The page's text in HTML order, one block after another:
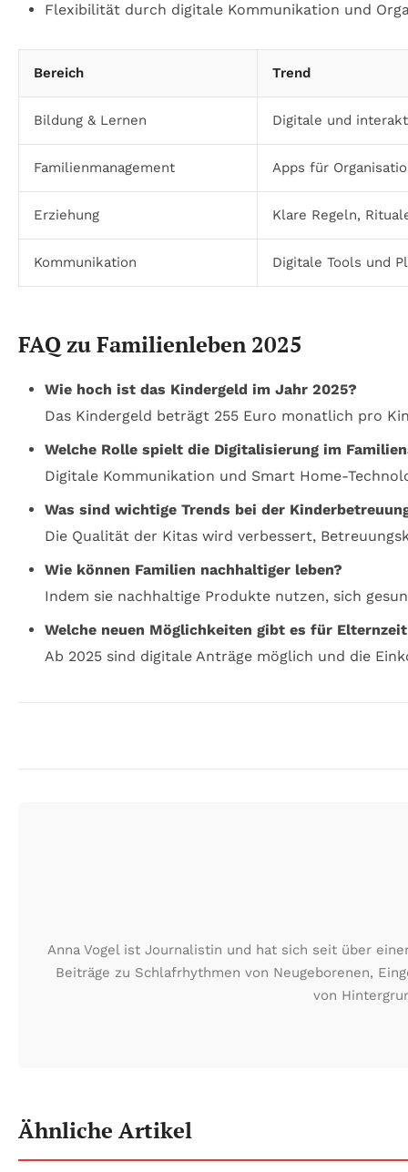
Flexibilität durch digitale Kommunikation und
Bereich Trend
Bildung & Lernen Digitale und
Familienmanagement Apps für
Erziehung Klare Regeln,
Kommunikation Digitale Tools und
FAQ zu Familienleben 2025
Wie hoch ist das Kindergeld im Jahr 2025?
Das Kindergeld beträgt 255 Euro monatlich pro
Welche Rolle spielt die Digitalisierung im
Digitale Kommunikation und Smart Home-
Was sind wichtige Trends bei der
Die Qualität der Kitas wird verbessert,
Wie können Familien nachhaltiger leben?
Indem sie nachhaltige Produkte nutzen, sich
Welche neuen Möglichkeiten gibt es für
Ab 2025 sind digitale Anträge möglich und die
Anna Vogel ist Journalistin und hat sich seit über
Beiträge zu Schlafrhythmen von Neugeborenen,
von
Ähnliche Artikel